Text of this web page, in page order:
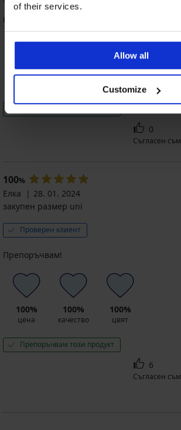
of their services.
Allow all
Customize
практичен
100% 100% 100%
качество
100%
0
Съгласен съм
100%
Елка
28. 01. 2024
закупен размер uni
Проверен клиент
Препоръчвам!
100%
цена
100%
качество
100%
цвят
Препоръчвам този продукт
6
Съгласен съм